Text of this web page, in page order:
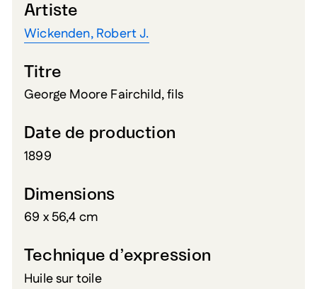
Artiste
Wickenden, Robert J.
Titre
George Moore Fairchild, fils
Date de production
1899
Dimensions
69 x 56,4 cm
Technique d’expression
Huile sur toile